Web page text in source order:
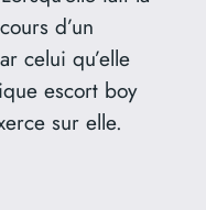
d’un
celui qu’elle
escort boy
sur elle.